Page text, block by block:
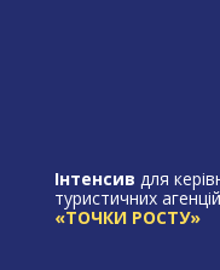
Інтенсив для
туристичних агенцій
«ТОЧКИ РОСТУ»